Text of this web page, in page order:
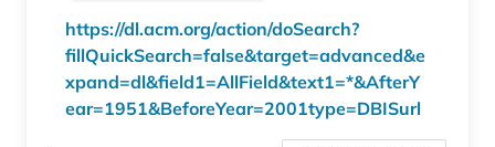
https://dl.acm.org/action/doSearch?
fillQuickSearch=false&target=advanced&e
xpand=dl&field1=AllField&text1=*&AfterY
ear=1951&BeforeYear=2001type=DBISurl